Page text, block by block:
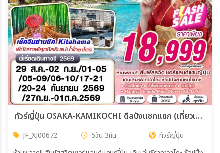
ทัวร์ญี่ปุ่น OSAKA-KAMIKOCHI ดีลปังแชทแตก (เที่ยวเต็ม) 5วัน 3คืน (XJ)
JP_XJ00672 5วัน 3คืน
ทัวร์ญี่ปุ่น